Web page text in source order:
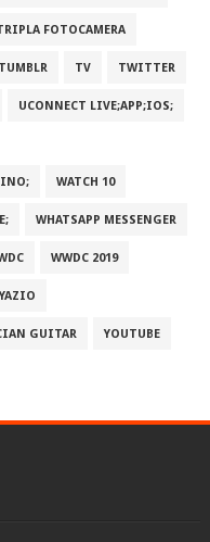
FOTOCAMERA
TUMBLR TV TWITTER
UCONNECT LIVE;APP;IOS;
WATCH 10
WHATSAPP MESSENGER
WWDC 2019
GUITAR YOUTUBE